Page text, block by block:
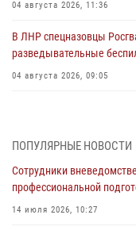
04 августа 2026, 11:36
В ЛНР спецназовцы
разведывательные
04 августа 2026, 09:05
03 августа 2026, 13:43 1
Росгвардейцы
Толстовского района
03 августа 2026, 13:41
ПОПУЛЯРНЫЕ НОВОСТИ
Сотрудники
профессиональной
14 июля 2026, 10:27